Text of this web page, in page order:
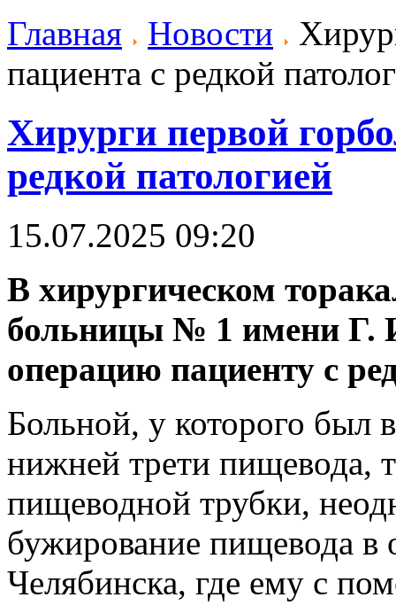
Главная
Новости
пациента с редкой
Хирурги первой
редкой патологией
15.07.2025 09:20
В хирургическом
больницы № 1 имени Г.
операцию пациенту с
Больной, у которого был
нижней трети пищевода,
пищеводной трубки,
бужирование пищевода в
Челябинска, где ему с